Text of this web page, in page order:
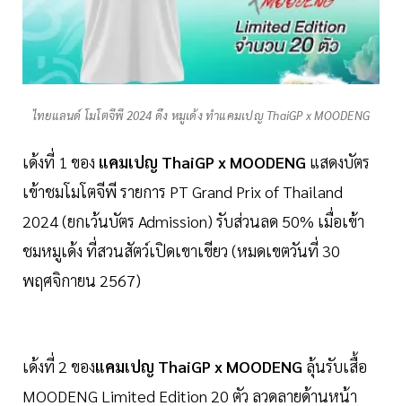
ไทยแลนด์ โมโตจีพี 2024 ดึง หมูเด้ง ทำแคมเปญ ThaiGP x MOODENG
เด้งที่ 1 ของ แคมเปญ ThaiGP x MOODENG แสดงบัตร
เข้าชมโมโตจีพี รายการ PT Grand Prix of Thailand
2024 (ยกเว้นบัตร Admission) รับส่วนลด 50% เมื่อเข้า
ชมหมูเด้ง ที่สวนสัตว์เปิดเขาเขียว (หมดเขตวันที่ 30
พฤศจิกายน 2567)
เด้งที่ 2 ของแคมเปญ ThaiGP x MOODENG ลุ้นรับเสื้อ
MOODENG Limited Edition 20 ตัว ลวดลายด้านหน้า